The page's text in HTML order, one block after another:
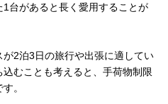
台があると長く愛用することが
2泊3日の旅行や出張に適してい
むことも考えると、手荷物制限
。